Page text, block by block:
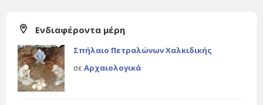
Ενδιαφέροντα μέρη
Σπήλαιο Πετραλώνων Χαλκιδικής
σε Αρχαιολογικά